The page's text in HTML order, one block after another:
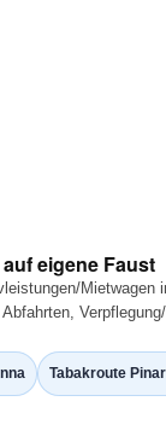
eigene Faust
Mietwagen
Tabakroute